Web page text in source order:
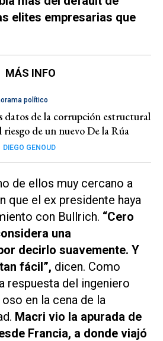
elites empresarias que
MÁS INFO
político
datos de la corrupción estructural
riesgo de un nuevo De la Rúa
DIEGO GENOUD
de ellos muy cercano a
que el ex presidente haya
con Bullrich. “Cero
una
decirlo suavemente. Y
fácil”, dicen. Como
respuesta del ingeniero
en la cena de la
Macri vio la apurada de
Francia, a donde viajó